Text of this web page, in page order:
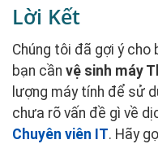
Lời Kết
Chúng tôi đã gợi ý
bạn cần vệ sinh máy
lượng máy tính để sử
chưa rõ vấn đề gì về
Chuyên viên IT. Hãy